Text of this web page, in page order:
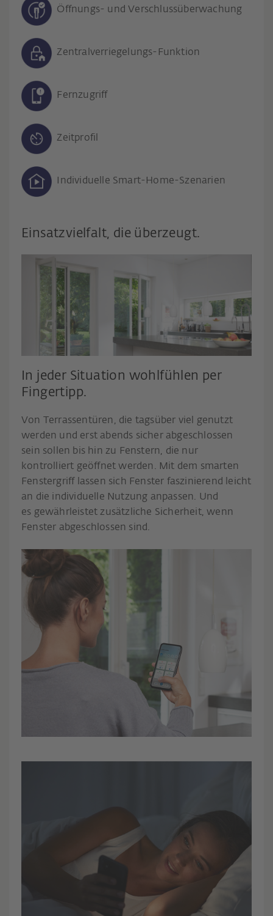
Öffnungs- und Verschlussüberwachung
Zentralverriegelungs-Funktion
Fernzugriff
Zeitprofil
Individuelle Smart-Home-Szenarien
Einsatzvielfalt, die überzeugt.
In jeder Situation wohlfühlen per
Fingertipp.
Von Terrassentüren, die tagsüber viel genutzt
werden und erst abends sicher abgeschlossen
sein sollen bis hin zu Fenstern, die nur
kontrolliert geöffnet werden. Mit dem smarten
Fenstergriff lassen sich Fenster faszinierend leicht
an die individuelle Nutzung anpassen. Und
es gewährleistet zusätzliche Sicherheit, wenn
Fenster abgeschlossen sind.